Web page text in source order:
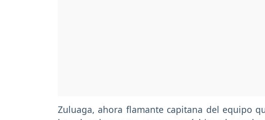
Zuluaga, ahora flamante capitana del equipo